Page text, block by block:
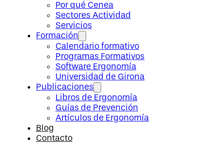
Por qué Cenea
Sectores Actividad
Servicios
Formación
Calendario formativo
Programas Formativos
Software Ergonomía
Universidad de Girona
Publicaciones
Libros de Ergonomía
Guías de Prevención
Artículos de Ergonomía
Blog
Contacto